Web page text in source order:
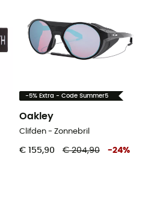
-5% Extra - Code Summer5
Oakley
Clifden - Zonnebril
€ 155,90 € 204,90 -24%